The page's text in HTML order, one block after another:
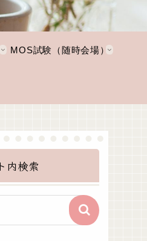
MOS試験（随時会場）
内検索